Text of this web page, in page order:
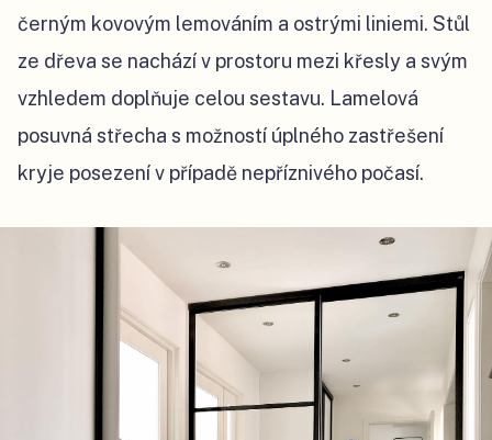
černým kovovým lemováním a ostrými liniemi. Stůl
ze dřeva se nachází v prostoru mezi křesly a svým
vzhledem doplňuje celou sestavu. Lamelová
posuvná střecha s možností úplného zastřešení
kryje posezení v případě nepříznivého počasí.